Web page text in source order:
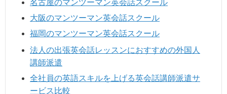
名古屋のマンツーマン英会話スクール
大阪のマンツーマン英会話スクール
福岡のマンツーマン英会話スクール
法人の出張英会話レッスンにおすすめの外国人
講師派遣
全社員の英語スキルを上げる英会話講師派遣サ
ービス比較